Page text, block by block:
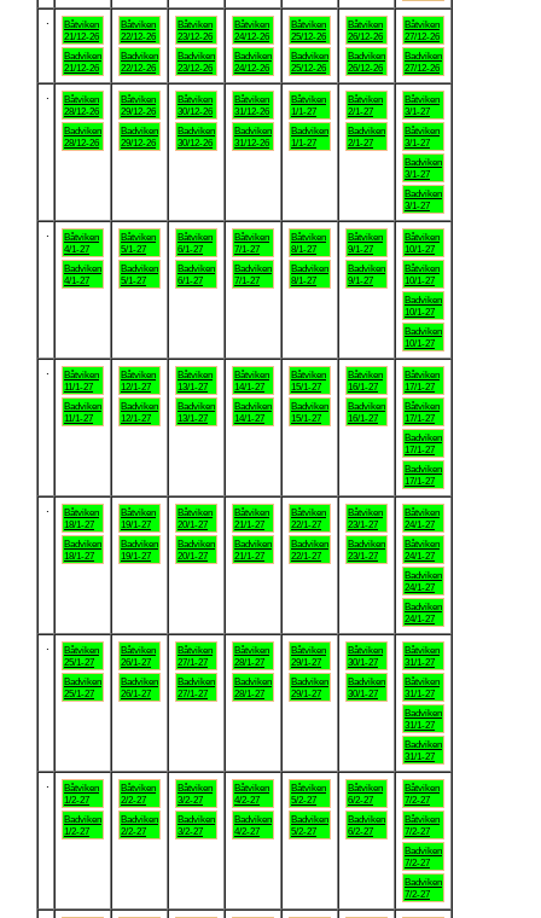
Båtviken
21/12-26
Badviken
21/12-26
Båtviken
22/12-26
Badviken
22/12-26
Båtviken
23/12-26
Badviken
23/12-26
Båtviken
24/12-26
Badviken
24/12-26
Båtviken
25/12-26
Badviken
25/12-26
Båtviken
26/12-26
Badviken
26/12-26
Båtviken
27/12-26
Badviken
27/12-26
Båtviken
28/12-26
Badviken
28/12-26
Båtviken
29/12-26
Badviken
29/12-26
Båtviken
30/12-26
Badviken
30/12-26
Båtviken
31/12-26
Badviken
31/12-26
Båtviken
1/1-27
Badviken
1/1-27
Båtviken
2/1-27
Badviken
2/1-27
Båtviken
3/1-27
Båtviken
3/1-27
Badviken
3/1-27
Badviken
3/1-27
Båtviken
4/1-27
Badviken
4/1-27
Båtviken
5/1-27
Badviken
5/1-27
Båtviken
6/1-27
Badviken
6/1-27
Båtviken
7/1-27
Badviken
7/1-27
Båtviken
8/1-27
Badviken
8/1-27
Båtviken
9/1-27
Badviken
9/1-27
Båtviken
10/1-27
Båtviken
10/1-27
Badviken
10/1-27
Badviken
10/1-27
Båtviken
11/1-27
Badviken
11/1-27
Båtviken
12/1-27
Badviken
12/1-27
Båtviken
13/1-27
Badviken
13/1-27
Båtviken
14/1-27
Badviken
14/1-27
Båtviken
15/1-27
Badviken
15/1-27
Båtviken
16/1-27
Badviken
16/1-27
Båtviken
17/1-27
Båtviken
17/1-27
Badviken
17/1-27
Badviken
17/1-27
Båtviken
18/1-27
Badviken
18/1-27
Båtviken
19/1-27
Badviken
19/1-27
Båtviken
20/1-27
Badviken
20/1-27
Båtviken
21/1-27
Badviken
21/1-27
Båtviken
22/1-27
Badviken
22/1-27
Båtviken
23/1-27
Badviken
23/1-27
Båtviken
24/1-27
Båtviken
24/1-27
Badviken
24/1-27
Badviken
24/1-27
Båtviken
25/1-27
Badviken
25/1-27
Båtviken
26/1-27
Badviken
26/1-27
Båtviken
27/1-27
Badviken
27/1-27
Båtviken
28/1-27
Badviken
28/1-27
Båtviken
29/1-27
Badviken
29/1-27
Båtviken
30/1-27
Badviken
30/1-27
Båtviken
31/1-27
Båtviken
31/1-27
Badviken
31/1-27
Badviken
31/1-27
Båtviken
1/2-27
Badviken
1/2-27
Båtviken
2/2-27
Badviken
2/2-27
Båtviken
3/2-27
Badviken
3/2-27
Båtviken
4/2-27
Badviken
4/2-27
Båtviken
5/2-27
Badviken
5/2-27
Båtviken
6/2-27
Badviken
6/2-27
Båtviken
7/2-27
Båtviken
7/2-27
Badviken
7/2-27
Badviken
7/2-27